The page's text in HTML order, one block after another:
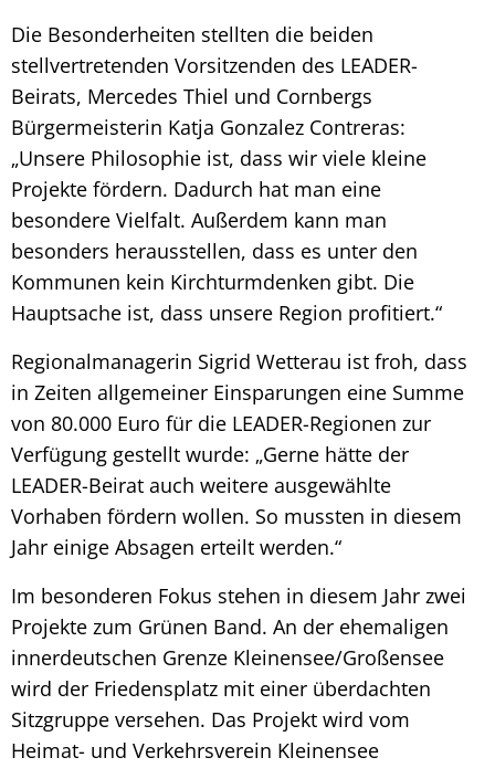
Die Besonderheiten stellten die beiden
stellvertretenden Vorsitzenden des LEADER-
Beirats, Mercedes Thiel und Cornbergs
Bürgermeisterin Katja Gonzalez Contreras:
„Unsere Philosophie ist, dass wir viele kleine
Projekte fördern. Dadurch hat man eine
besondere Vielfalt. Außerdem kann man
besonders herausstellen, dass es unter den
Kommunen kein Kirchturmdenken gibt. Die
Hauptsache ist, dass unsere Region profitiert.“
Regionalmanagerin Sigrid Wetterau ist froh, dass
in Zeiten allgemeiner Einsparungen eine Summe
von 80.000 Euro für die LEADER-Regionen zur
Verfügung gestellt wurde: „Gerne hätte der
LEADER-Beirat auch weitere ausgewählte
Vorhaben fördern wollen. So mussten in diesem
Jahr einige Absagen erteilt werden.“
Im besonderen Fokus stehen in diesem Jahr zwei
Projekte zum Grünen Band. An der ehemaligen
innerdeutschen Grenze Kleinensee/Großensee
wird der Friedensplatz mit einer überdachten
Sitzgruppe versehen. Das Projekt wird vom
Heimat- und Verkehrsverein Kleinensee